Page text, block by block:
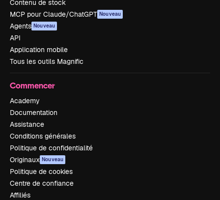
Contenu de stock
MCP pour Claude/ChatGPT Nouveau
Agents Nouveau
API
Application mobile
Tous les outils Magnific
Commencer
Academy
Documentation
Assistance
Conditions générales
Politique de confidentialité
Originaux Nouveau
Politique de cookies
Centre de confiance
Affiliés